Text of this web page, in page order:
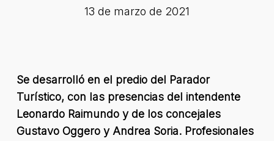
13 de marzo de 2021
Se desarrolló en el predio del Parador
Turístico, con las presencias del intendente
Leonardo Raimundo y de los concejales
Gustavo Oggero y Andrea Soria. Profesionales